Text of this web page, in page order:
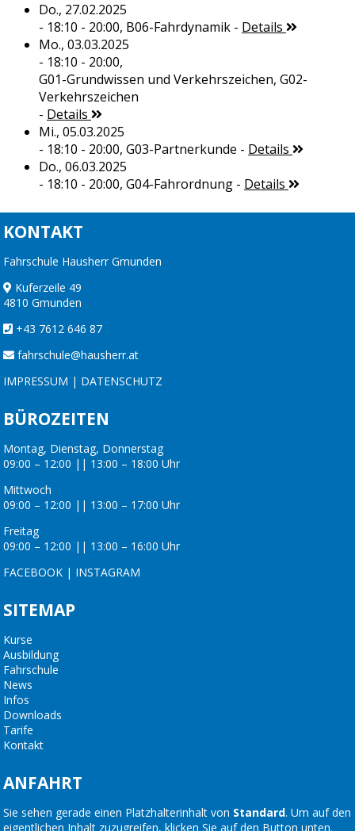
Do., 27.02.2025
- 18:10 - 20:00, B06-Fahrdynamik- Details
Mo., 03.03.2025
- 18:10 - 20:00,
G01-Grundwissen und Verkehrszeichen, G02-
Verkehrszeichen
- Details
Mi., 05.03.2025
- 18:10 - 20:00, G03-Partnerkunde - Details
Do., 06.03.2025
- 18:10 - 20:00, G04-Fahrordnung- Details
KONTAKT
Fahrschule Hausherr Gmunden
Kuferzeile 49
4810 Gmunden
+43 7612 646 87
fahrschule@hausherr.at
IMPRESSUM | DATENSCHUTZ
BÜROZEITEN
Montag, Dienstag, Donnerstag
09:00 – 12:00 || 13:00 – 18:00 Uhr
Mittwoch
09:00 – 12:00 || 13:00 – 17:00 Uhr
Freitag
09:00 – 12:00 || 13:00 – 16:00 Uhr
FACEBOOK | INSTAGRAM
SITEMAP
Kurse
Ausbildung
Fahrschule
News
Infos
Downloads
Tarife
Kontakt
ANFAHRT
Sie sehen gerade einen Platzhalterinhalt von Standard. Um auf den
eigentlichen Inhalt zuzugreifen, klicken Sie auf den Button unten.